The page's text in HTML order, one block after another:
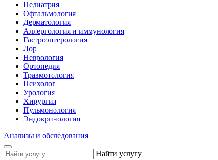
Педиатрия
Офтальмология
Дерматология
Аллергология и иммунология
Гастроэнтерология
Лор
Неврология
Ортопедия
Травмотология
Психолог
Урология
Хирургия
Пульмонология
Эндокринология
Анализы и обследования
Найти услугу